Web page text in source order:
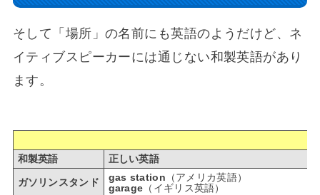
そして「場所」の名前にも英語のようだけど、ネ
イティブスピーカーには通じない和製英語があり
ます。
和製英語 正しい英語
ガソリンスタンド gas station （アメリカ英語）
garage （イギリス英語）